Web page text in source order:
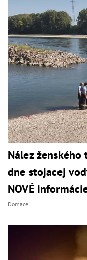
Nález
dne stojacej
NOVÉ
Domáce